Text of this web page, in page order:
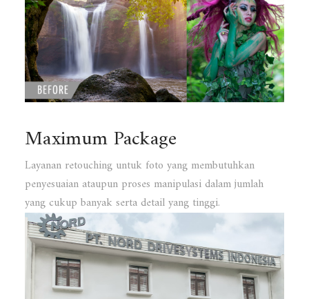
Maximum Package
Layanan retouching untuk foto yang membutuhkan
penyesuaian ataupun proses manipulasi dalam jumlah
yang cukup banyak serta detail yang tinggi.